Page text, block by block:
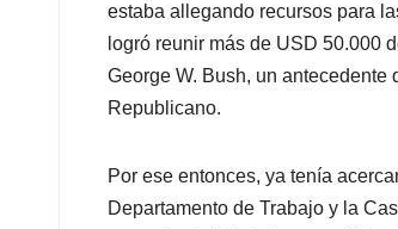
estaba allegando recursos para
logró reunir más de USD 50.000
George W. Bush, un
Republicano.
Por ese entonces, ya tenía
Departamento de Trabajo y la